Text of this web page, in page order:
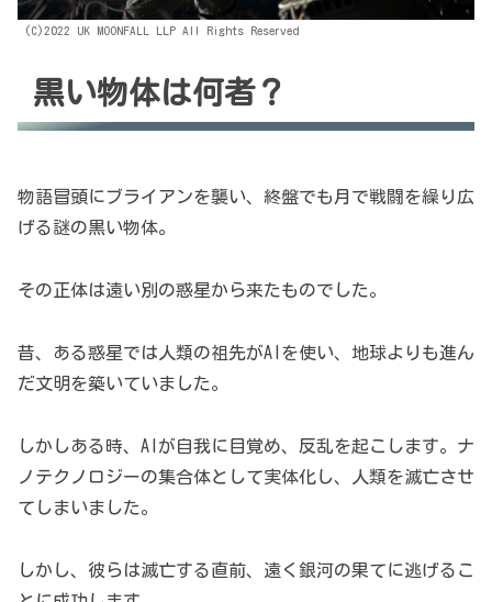
(C)2022 UK MOONFALL LLP All Rights Reserved
黒い物体は何者？
物語冒頭にブライアンを襲い、終盤でも月で戦闘を繰り広
げる謎の黒い物体。
その正体は遠い別の惑星から来たものでした。
昔、ある惑星では人類の祖先がAIを使い、地球よりも進ん
だ文明を築いていました。
しかしある時、AIが自我に目覚め、反乱を起こします。ナ
ノテクノロジーの集合体として実体化し、人類を滅亡させ
てしまいました。
しかし、彼らは滅亡する直前、遠く銀河の果てに逃げるこ